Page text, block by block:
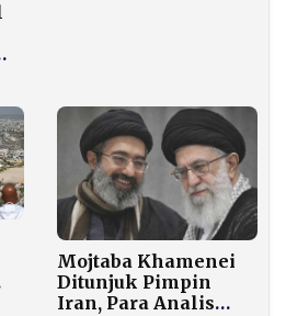
Mojtaba Khamenei
Ditunjuk Pimpin
Iran, Para Analis